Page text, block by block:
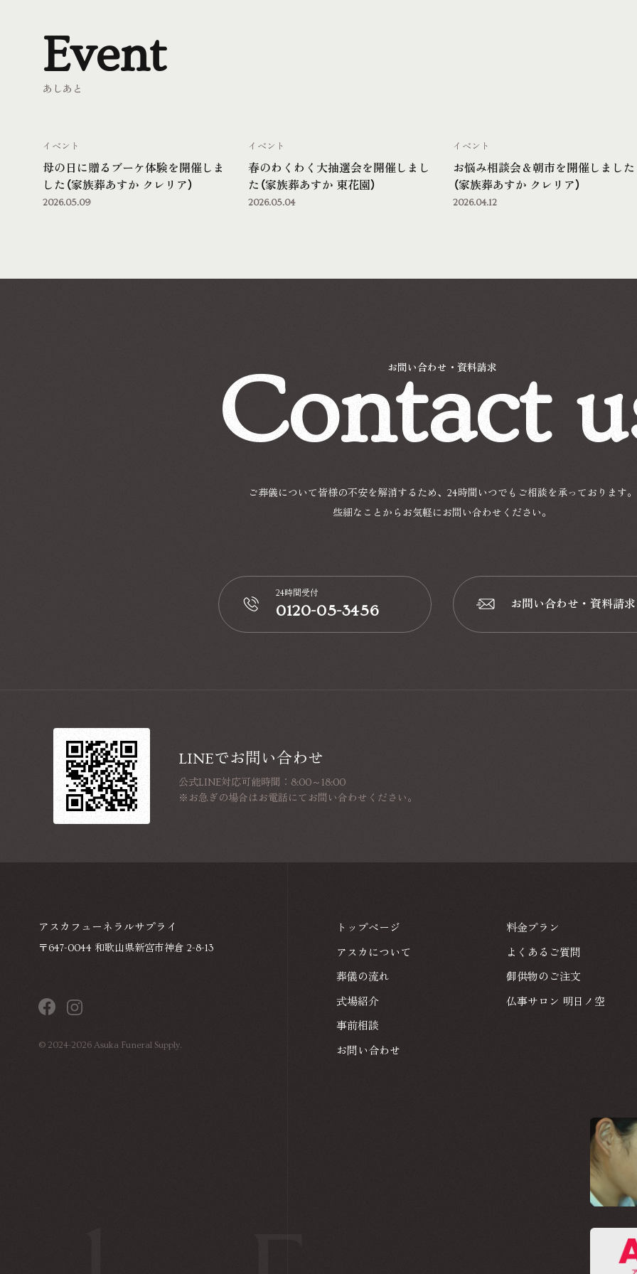
あしあと
Event
母の日に贈るブーケ体験を開催しま
した（家族葬あすか クレリア）
イベント
2026.05.09
春のわくわく大抽選会を開催しまし
た（家族葬あすか 東花園）
イベント
2026.05.04
お悩み相談会＆朝市を開催しました
（家族葬あすか クレリア）
イベント
2026.04.12
お問い合わせ・資料請求
Contact
ご葬儀について皆様の不安を解消するため、24時間いつでもご相談を承っております。
些細なことからお気軽にお問い合わせください。
📞
24時間受付
0120-05-3456
📩
お問い合わせ・資料請求
LINEでお問い合わせ
公式LINE対応可能時間：8:00～18:00
※お急ぎの場合はお電話にてお問い合わせください。
アスカフューネラルサプライ
〒647-0044 和歌山県新宮市神倉 2-8-13
© 2024-2026Asuka Funeral Supply.
トップページ
トップページ
アスカについて
アスカについて
葬儀の流れ
葬儀の流れ
式場紹介
式場紹介
事前相談
事前相談
お問い合わせ
料金プラン
料金プラン
よくあるご質問
よくあるご質問
御供物のご注文
御供物のご注文
仏事サロン 明日ノ空